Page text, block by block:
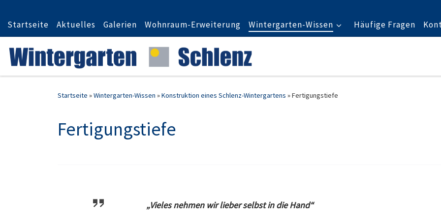
Startseite Aktuelles Galerien Wohnraum-Erweiterung Wintergarten-Wissen Häufige Fragen
Startseite »Wintergarten-Wissen »Konstruktion eines Schlenz-Wintergartens »Fertigungstiefe
Fertigungstiefe
„Vieles nehmen wir lieber selbst in die Hand“